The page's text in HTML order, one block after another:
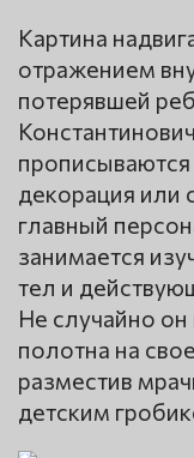
Картина
отражением
потерявшей
декорация или
главный
занимается
тел и
Не случайно
полотна на
разместив
детским